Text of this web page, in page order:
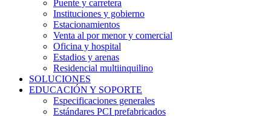
Puente y carretera
Instituciones y gobierno
Estacionamientos
Venta al por menor y comercial
Oficina y hospital
Estadios y arenas
Residencial multiinquilino
SOLUCIONES
EDUCACIÓN Y SOPORTE
Especificaciones generales
Estándares PCI prefabricados